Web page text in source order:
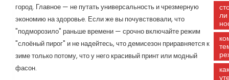
город. Главное — не путать универсальность и чрезмерную
экономию на здоровье. Если же вы почувствовали, что
"подморозило" раньше времени — срочно включайте режим
"слоёный пирог" и не надейтесь, что демисезон приравняется к
зиме только потому, что у него красивый принт или модный
фасон.
ли
как